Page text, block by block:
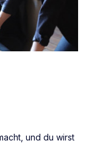
und du wirst